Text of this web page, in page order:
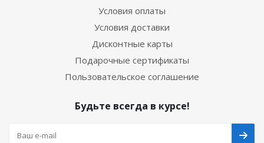
Условия оплаты
Условия доставки
Дисконтные карты
Подарочные сертификаты
Пользовательское соглашение
Будьте всегда в курсе!